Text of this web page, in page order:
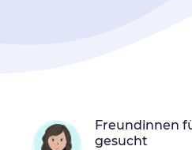
Freundinnen
gesucht